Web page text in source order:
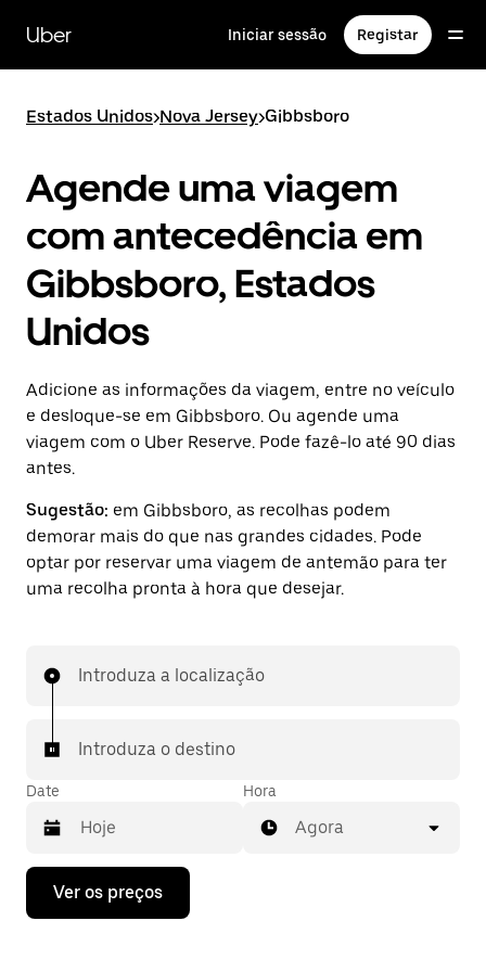
para
conteúdo
Uber Iniciar sessão Registar
Estados Unidos>Nova Jersey>Gibbsboro
Agende uma viagem
com antecedência em
Gibbsboro, Estados
Unidos
Adicione as informações da viagem, entre no veículo
e desloque-se em Gibbsboro. Ou agende uma
viagem com o Uber Reserve. Pode fazê-lo até 90 dias
antes.
Sugestão: em Gibbsboro, as recolhas podem
demorar mais do que nas grandes cidades. Pode
optar por reservar uma viagem de antemão para ter
uma recolha pronta à hora que desejar.
Introduza a localização
Introduza o destino
Date
Prima
tecla
Hora
Agora
Ver os preços